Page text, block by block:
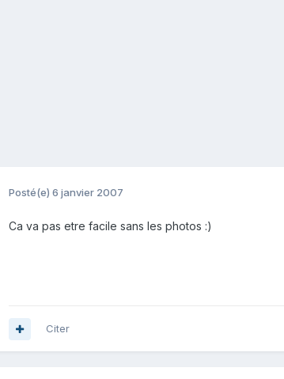
Posté(e) 6 janvier 2007
Ca va pas etre facile sans les photos :)
Citer